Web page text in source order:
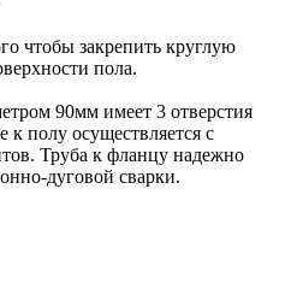
чтобы закрепить круглую
пола.
90мм имеет 3 отверстия
полу осуществляется с
Труба к фланцу надежно
дуговой сварки.